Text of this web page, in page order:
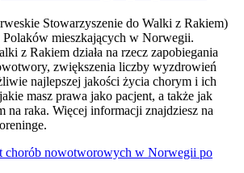
Stowarzyszenie do Walki z Rakiem)
mieszkających w Norwegii.
z Rakiem działa na rzecz zapobiegania
zwiększenia liczby wyzdrowień
najlepszej jakości życia chorym i ich
masz prawa jako pacjent, a także jak
na raka. Więcej informacji znajdziesz na